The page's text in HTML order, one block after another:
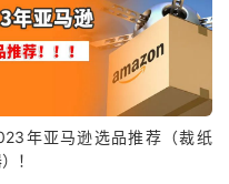
年亚马逊选品推荐（裁纸
！